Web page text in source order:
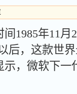
年11月
后，这款世
，微软下一